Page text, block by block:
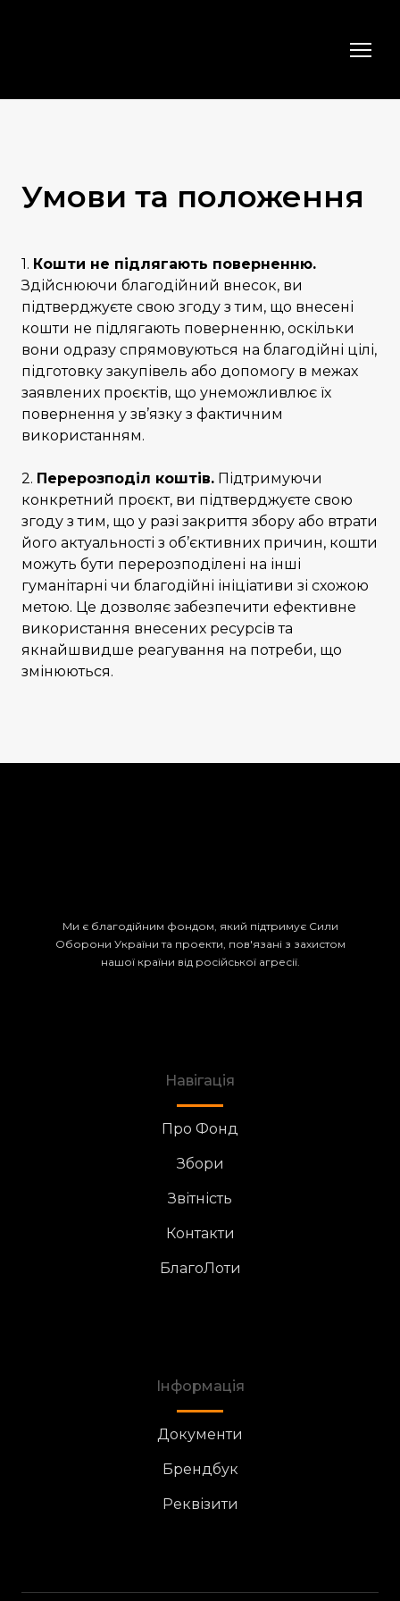
Умови та положення
1. Кошти не підлягають поверненню.
Здійснюючи благодійний внесок, ви
підтверджуєте свою згоду з тим, що внесені
кошти не підлягають поверненню, оскільки
вони одразу спрямовуються на благодійні цілі,
підготовку закупівель або допомогу в межах
заявлених проєктів, що унеможливлює їх
повернення у зв’язку з фактичним
використанням.
2. Перерозподіл коштів. Підтримуючи
конкретний проєкт, ви підтверджуєте свою
згоду з тим, що у разі закриття збору або втрати
його актуальності з об’єктивних причин, кошти
можуть бути перерозподілені на інші
гуманітарні чи благодійні ініціативи зі схожою
метою. Це дозволяє забезпечити ефективне
використання внесених ресурсів та
якнайшвидше реагування на потреби, що
змінюються.
Ми є благодійним фондом, який підтримує Сили
Оборони України та проекти, пов'язані з захистом
нашої країни від російської агресії.
Навігація
Про Фонд
Збори
Звітність
Контакти
БлагоЛоти
Інформація
Документи
Брендбук
Реквізити